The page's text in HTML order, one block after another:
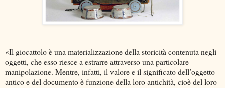
«Il giocattolo è una materializzazione della storicità contenuta negli
oggetti, che esso riesce a estrarre attraverso una particolare
manipolazione. Mentre, infatti, il valore e il significato dell’oggetto
antico e del documento è funzione della loro antichità, cioè del loro